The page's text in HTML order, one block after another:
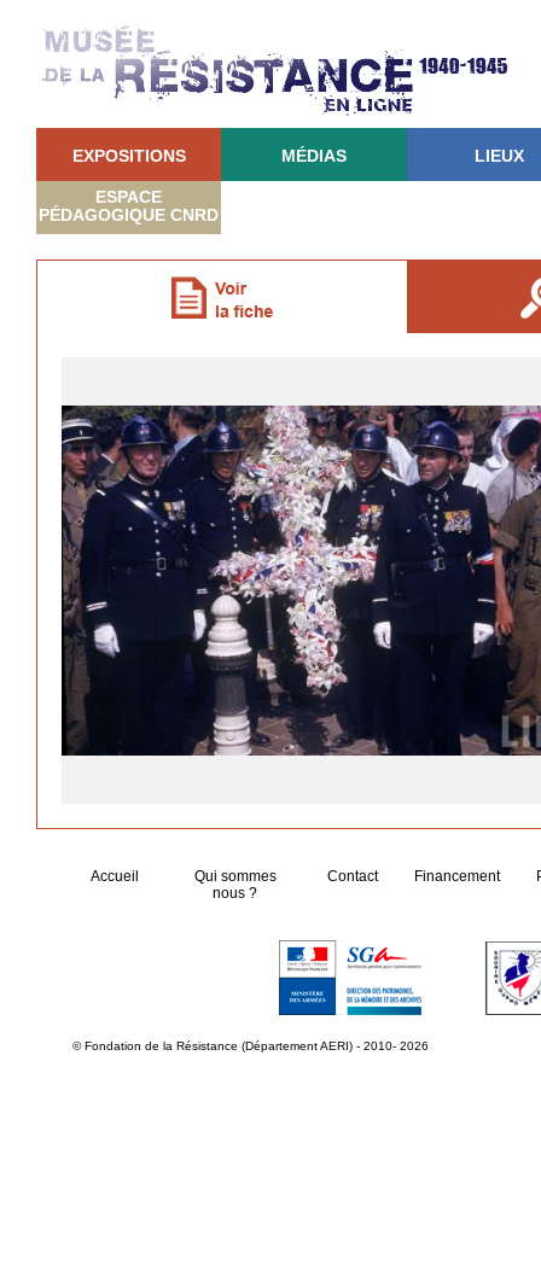
EXPOSITIONS MÉDIAS LIEUX
ESPACE
PÉDAGOGIQUE CNRD
Accueil
Qui sommes
nous ?
Contact Financement
© Fondation de la Résistance (Département AERI) - 2010- 2026